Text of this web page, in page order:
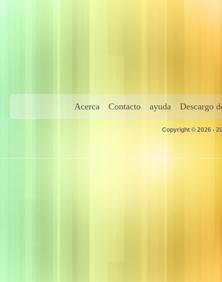
Acerca Contacto ayuda Descargo
Copyright © 2026 -